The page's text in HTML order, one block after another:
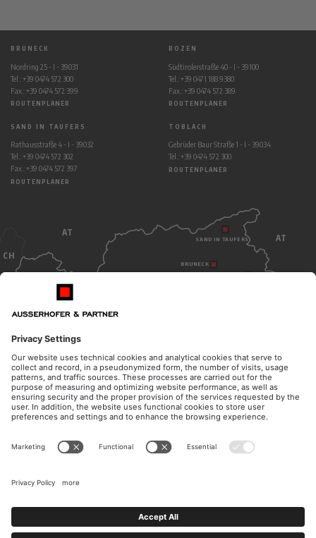
BRUNECK
Nordring 25 - I - 39031
Tel.: +39 0474 572 300
Fax.: +39 0474 572 399
ROUTENPLANER
BOZEN
Südtirolerstraße 40 - I - 39100
Tel.: +39 0471 188 9380
Fax.: +39 0474 572 389
ROUTENPLANER
SAND IN TAUFERS
Rathausstraße 4 - I - 39032
Tel.: +39 0474 572 302
Fax.: +39 0474 572 397
ROUTENPLANER
TOBLACH
Gebrüder Baur Straße 1 - I - 39034
Tel.: +39 0474 572 300
ROUTENPLANER
AT
AT
CH
ITALY
BRUNECK
SAND IN TAUFERS
Montag - Donnerstag
08:30 - 12:00 Uhr
Telefon
kanzleiausserhofer@legalmail.it